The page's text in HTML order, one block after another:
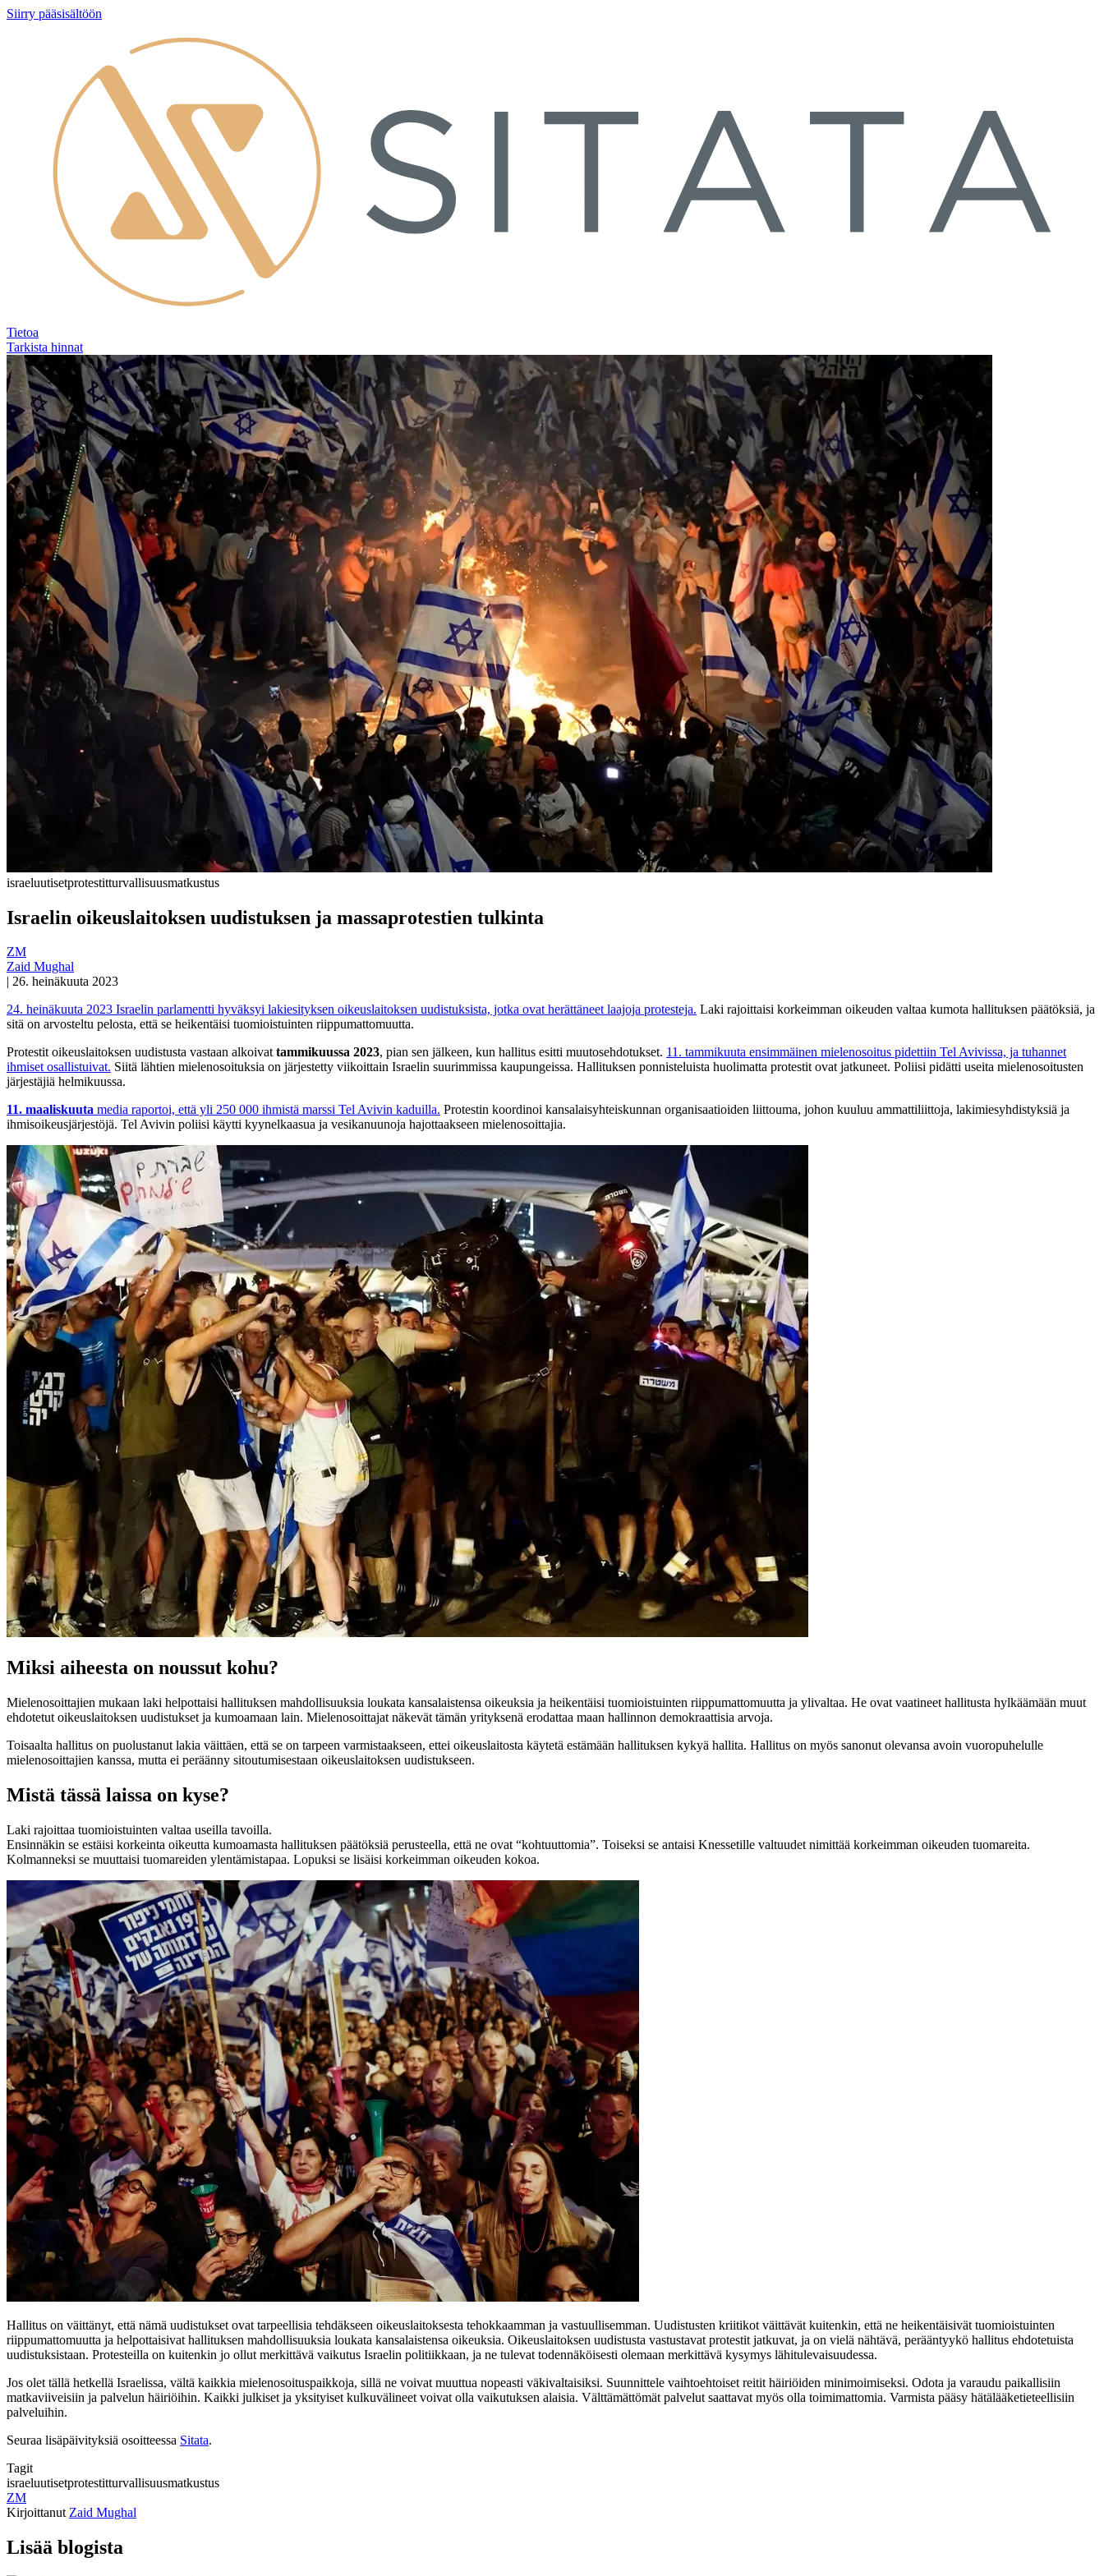
Siirry pääsisältöön
Tietoa
Tarkista hinnat
israeluutisetprotestitturvallisuusmatkustus
Israelin oikeuslaitoksen uudistuksen ja massaprotestien tulkinta
ZM
Zaid Mughal
| 26. heinäkuuta 2023
24. heinäkuuta 2023 Israelin parlamentti hyväksyi lakiesityksen oikeuslaitoksen uudistuksista, jotka ovat herättäneet laajoja protesteja. Laki rajoittaisi korkeimman oikeuden valtaa kumota hallituksen päätöksiä, ja
sitä on arvosteltu pelosta, että se heikentäisi tuomioistuinten riippumattomuutta.
Protestit oikeuslaitoksen uudistusta vastaan alkoivattammikuussa 2023, pian sen jälkeen, kun hallitus esitti muutosehdotukset. 11. tammikuuta ensimmäinen mielenosoitus pidettiin Tel Avivissa, ja tuhannet
ihmiset osallistuivat. Siitä lähtien mielenosoituksia on järjestetty viikoittain Israelin suurimmissa kaupungeissa. Hallituksen ponnisteluista huolimatta protestit ovat jatkuneet. Poliisi pidätti useita mielenosoitusten
järjestäjiä helmikuussa.
11. maaliskuuta media raportoi, että yli 250 000 ihmistä marssi Tel Avivin kaduilla. Protestin koordinoi kansalaisyhteiskunnan organisaatioiden liittouma, johon kuuluu ammattiliittoja, lakimiesyhdistyksiä ja
ihmisoikeusjärjestöjä. Tel Avivin poliisi käytti kyynelkaasua ja vesikanuunoja hajottaakseen mielenosoittajia.
Miksi aiheesta on noussut kohu?
Mielenosoittajien mukaan laki helpottaisi hallituksen mahdollisuuksia loukata kansalaistensa oikeuksia ja heikentäisi tuomioistuinten riippumattomuutta ja ylivaltaa. He ovat vaatineet hallitusta hylkäämään muut
ehdotetut oikeuslaitoksen uudistukset ja kumoamaan lain. Mielenosoittajat näkevät tämän yrityksenä erodattaa maan hallinnon demokraattisia arvoja.
Toisaalta hallitus on puolustanut lakia väittäen, että se on tarpeen varmistaakseen, ettei oikeuslaitosta käytetä estämään hallituksen kykyä hallita. Hallitus on myös sanonut olevansa avoin vuoropuhelulle
mielenosoittajien kanssa, mutta ei peräänny sitoutumisestaan oikeuslaitoksen uudistukseen.
Mistä tässä laissa on kyse?
Laki rajoittaa tuomioistuinten valtaa useilla tavoilla.
Ensinnäkin se estäisi korkeinta oikeutta kumoamasta hallituksen päätöksiä perusteella, että ne ovat “kohtuuttomia”. Toiseksi se antaisi Knessetille valtuudet nimittää korkeimman oikeuden tuomareita.
Kolmanneksi se muuttaisi tuomareiden ylentämistapaa. Lopuksi se lisäisi korkeimman oikeuden kokoa.
Hallitus on väittänyt, että nämä uudistukset ovat tarpeellisia tehdäkseen oikeuslaitoksesta tehokkaamman ja vastuullisemman. Uudistusten kriitikot väittävät kuitenkin, että ne heikentäisivät tuomioistuinten
riippumattomuutta ja helpottaisivat hallituksen mahdollisuuksia loukata kansalaistensa oikeuksia. Oikeuslaitoksen uudistusta vastustavat protestit jatkuvat, ja on vielä nähtävä, perääntyykö hallitus ehdotetuista
uudistuksistaan. Protesteilla on kuitenkin jo ollut merkittävä vaikutus Israelin politiikkaan, ja ne tulevat todennäköisesti olemaan merkittävä kysymys lähitulevaisuudessa.
Jos olet tällä hetkellä Israelissa, vältä kaikkia mielenosoituspaikkoja, sillä ne voivat muuttua nopeasti väkivaltaisiksi. Suunnittele vaihtoehtoiset reitit häiriöiden minimoimiseksi. Odota ja varaudu paikallisiin
matkaviiveisiin ja palvelun häiriöihin. Kaikki julkiset ja yksityiset kulkuvälineet voivat olla vaikutuksen alaisia. Välttämättömät palvelut saattavat myös olla toimimattomia. Varmista pääsy hätälääketieteellisiin
palveluihin.
Seuraa lisäpäivityksiä osoitteessa Sitata.
Tagit
israeluutisetprotestitturvallisuusmatkustus
ZM
Kirjoittanut Zaid Mughal
Lisää blogista